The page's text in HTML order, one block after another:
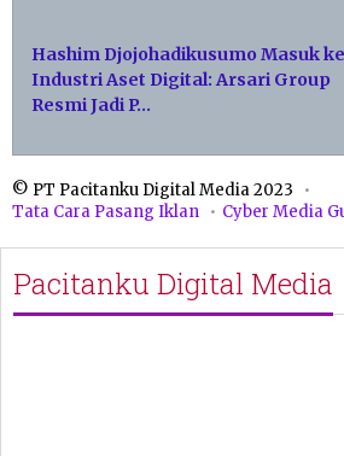
Hashim Djojohadikusumo Masuk ke
Industri Aset Digital: Arsari Group
Resmi Jadi P…
© PT Pacitanku Digital Media 2023
Tata Cara Pasang Iklan
Cyber Media
Pacitanku Digital Media